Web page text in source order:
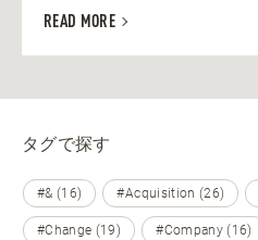
READ MORE
タグで探す
#& (16) #Acquisition (26)
#Change (19) #Company (16)